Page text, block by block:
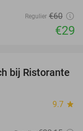
Regulier €60
€29
41%
bij Ristorante
9.7 star